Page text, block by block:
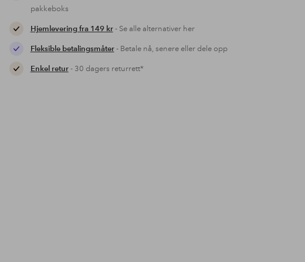
pakkeboks
Hjemlevering fra 149 kr- Se alle alternativer her
Fleksible betalingsmåter- Betale nå, senere eller dele opp
Enkel retur- 30 dagers returrett*